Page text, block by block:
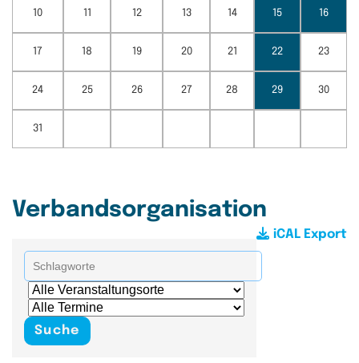
10 11 12 13 14 15 16
17 18 19 20 21 22 23
24 25 26 27 28 29 30
31
Verbandsorganisation
iCAL Export